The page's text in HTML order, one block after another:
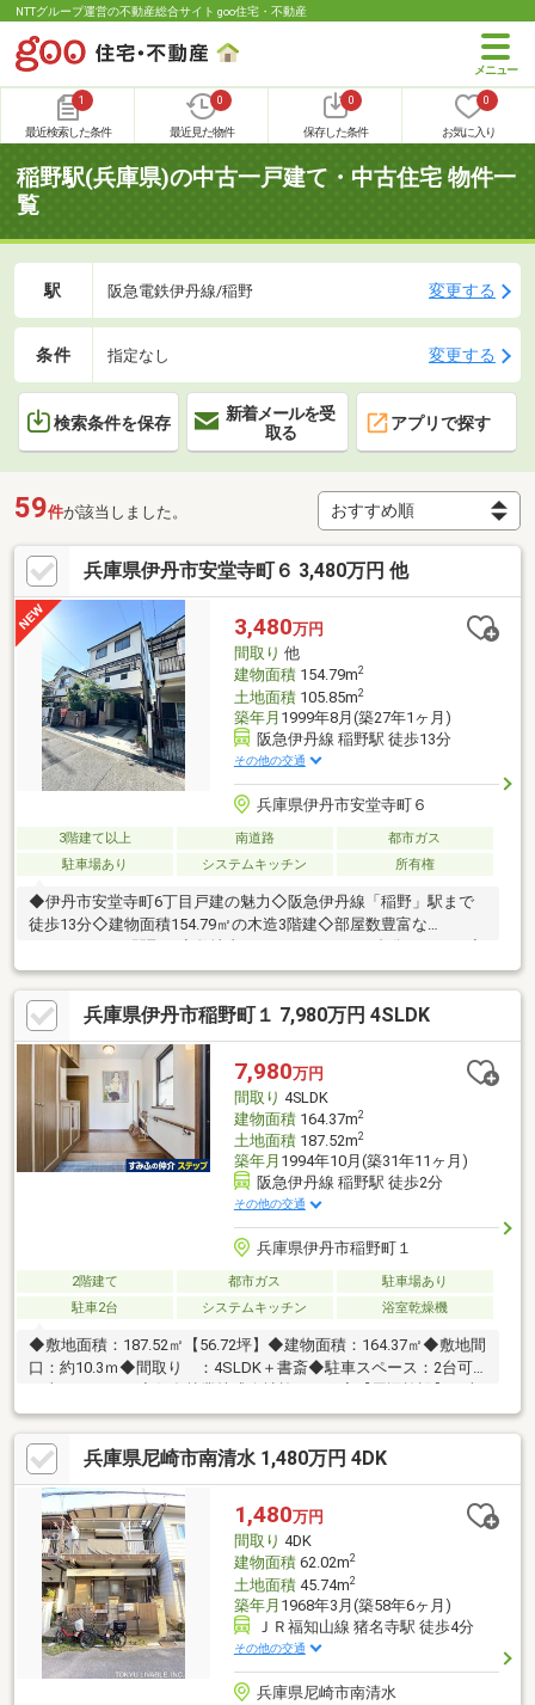
NTTグループ運営の不動産総合サイト goo住宅・不動産
1
最近検索した条件
0
最近見た物件
0
保存した条件
0
お気に入り
稲野駅(兵庫県)の中古一戸建て・中古住宅 物件一
覧
駅 阪急電鉄伊丹線/稲野 変更する
条件 指定なし 変更する
検索条件を保存
新着メールを受
取る
アプリで探す
59件が該当しました。
兵庫県伊丹市安堂寺町６ 3,480万円 他
3,480万円
間取り 他
建物面積154.79m2
土地面積105.85m2
築年月 1999年8月(築27年1ヶ月)
阪急伊丹線 稲野駅 徒歩13分
その他の交通
兵庫県伊丹市安堂寺町６
3階建て以上 南道路
都市ガス
駐車場あり
システムキッチン 所有権
◆伊丹市安堂寺町6丁目戸建の魅力◇阪急伊丹線「稲野」駅まで
徒歩13分◇建物面積154.79㎡の木造3階建◇部屋数豊富な
建物内にキッチンが2箇所ございます◇小学校と中学校まで徒歩
10分圏内◇空家のためスムーズに内覧可能です■ハウスドゥ！阪
急伊丹駅前店物件選びから住宅ローンまで、住まい探しを丁寧に
サポート。見学予約もお気軽にご相談ください。
兵庫県伊丹市稲野町１ 7,980万円 4SLDK
7,980万円
間取り 4SLDK
建物面積164.37m2
土地面積187.52m2
築年月 1994年10月(築31年11ヶ月)
阪急伊丹線 稲野駅 徒歩2分
その他の交通
兵庫県伊丹市稲野町１
2階建て 都市ガス
駐車場あり
駐車2台
システムキッチン 浴室乾燥機
◆敷地面積：187.52㎡【56.72坪】◆建物面積：164.37㎡◆敷地間
口：約10.3ｍ◆間取り ：4SLDK＋書斎◆駐車スペース：2台可
小学校まで約850ｍ・南中学校まで約500ｍ・グンゼタウンセンタ
ーつかしんまで約350ｍ・ローソン伊丹南町4丁目店まで約400
ｍ・ファミリーマート伊丹稲野店まで約500ｍ・稲野公園まで約
240ｍ・アルカドラッグ尼崎猪名寺店まで約450ｍ
兵庫県尼崎市南清水 1,480万円 4DK
1,480万円
間取り 4DK
建物面積62.02m2
土地面積45.74m2
築年月 1968年3月(築58年6ヶ月)
ＪＲ福知山線 猪名寺駅 徒歩4分
その他の交通
兵庫県尼崎市南清水